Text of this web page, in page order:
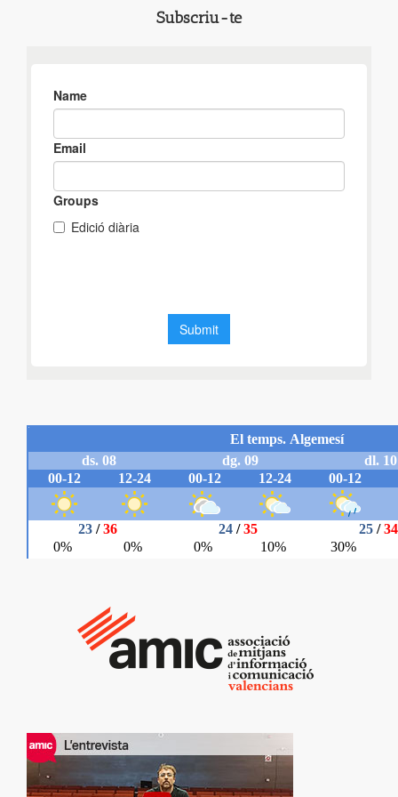
Subscriu-te